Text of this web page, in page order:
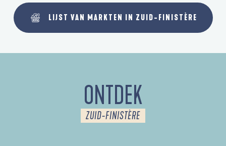
LIJST VAN MARKTEN IN ZUID-FINISTÈRE
ONTDEK
ZUID-FINISTÈRE